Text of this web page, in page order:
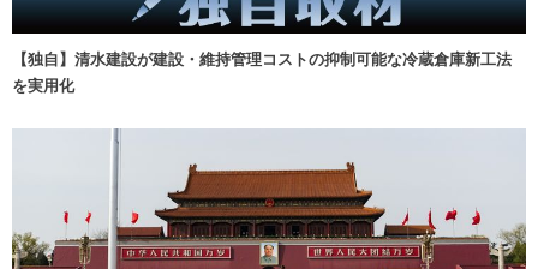
【独自】清水建設が建設・維持管理コストの抑制可能な冷蔵倉庫新工法
を実用化